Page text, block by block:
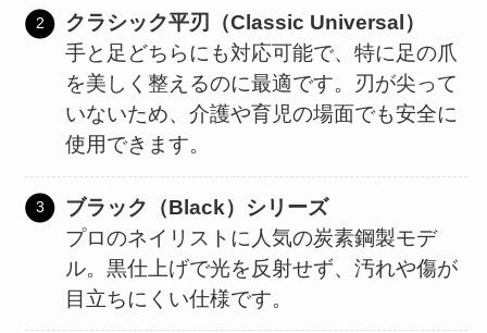
クラシック平刃（Classic Universal）
手と足どちらにも対応可能で、特に足の爪
を美しく整えるのに最適です。刃が尖って
いないため、介護や育児の場面でも安全に
使用できます。
ブラック（Black）シリーズ
プロのネイリストに人気の炭素鋼製モデ
ル。黒仕上げで光を反射せず、汚れや傷が
目立ちにくい仕様です。